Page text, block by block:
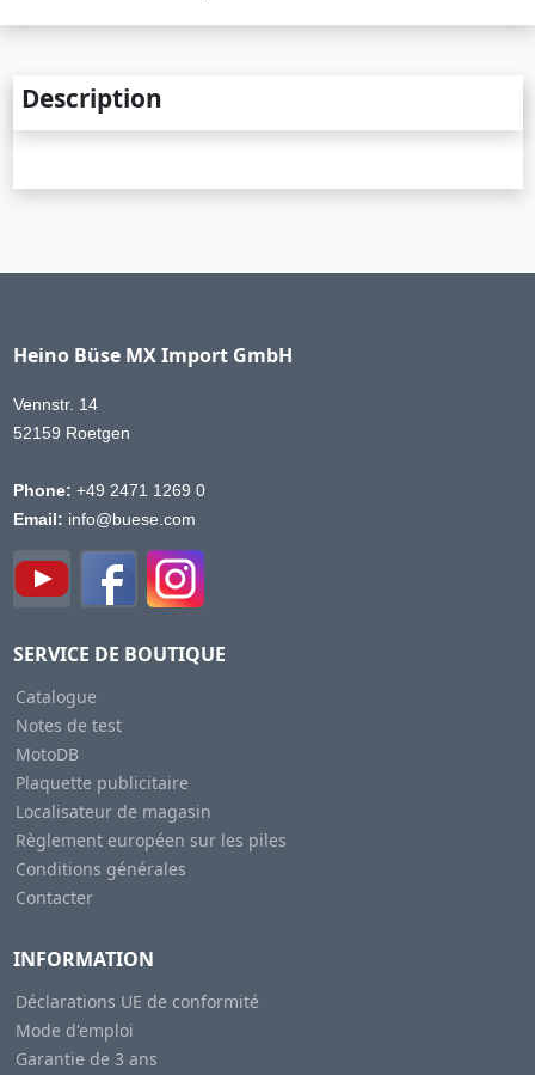
Description
Heino Büse MX Import GmbH
Vennstr. 14
52159 Roetgen
Phone: +49 2471 1269 0
Email: info@buese.com
SERVICE DE BOUTIQUE
Catalogue
Notes de test
MotoDB
Plaquette publicitaire
Localisateur de magasin
Règlement européen sur les piles
Conditions générales
Contacter
INFORMATION
Déclarations UE de conformité
Mode d'emploi
Garantie de 3 ans